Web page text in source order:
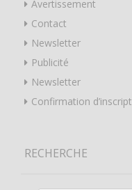
Avertissement
Contact
Newsletter
Publicité
Newsletter
Confirmation
RECHERCHE